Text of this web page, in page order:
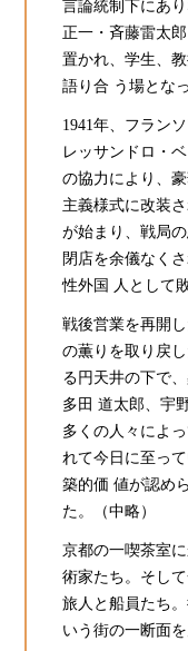
言論統制下にあ
正一・斉藤雷太
置かれ、学生、
語り合 う場とな
1941年、フラン
レッサンドロ・
の協力により、
主義様式に改装
が始まり、戦局
閉店を余儀なく
性外国 人として
戦後営業を再開
の薫りを取り戻
る円天井の下で
多田 道太郎、宇
多くの人々によ
れて今日に至っ
築的価 値が認め
た。（中略）
京都の一喫茶室
術家たち。そし
旅人と船員たち
いう街の一断面を